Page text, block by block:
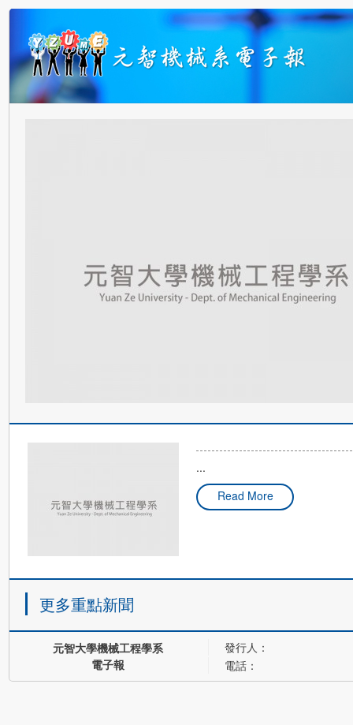
...
Read More
更多重點新聞
元智大學機械工程學系
電子報
發行人：
電話：